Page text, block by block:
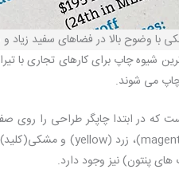
با وضوح بالا در فضاهای سفید
شیوه چاپ برای کارهای تجاری با
می شوند.
که در ابتدا چاپگر طراحی را
پنتون) نیز وجود دارد.